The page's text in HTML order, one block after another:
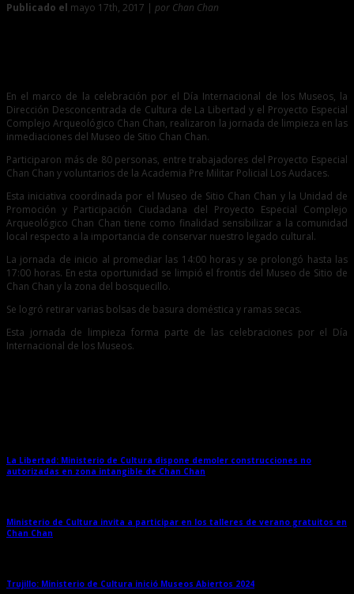
Publicado el mayo 17th, 2017 | por Chan Chan
En el marco de la celebración por el Día Internacional de los Museos, la
Dirección Desconcentrada de Cultura de La Libertad y el Proyecto Especial
Complejo Arqueológico Chan Chan, realizaron la jornada de limpieza en las
inmediaciones del Museo de Sitio Chan Chan.
Participaron más de 80 personas, entre trabajadores del Proyecto Especial
Chan Chan y voluntarios de la Academia Pre Militar Policial Los Audaces.
Esta iniciativa coordinada por el Museo de Sitio Chan Chan y la Unidad de
Promoción y Participación Ciudadana del Proyecto Especial Complejo
Arqueológico Chan Chan tiene como finalidad sensibilizar a la comunidad
local respecto a la importancia de conservar nuestro legado cultural.
La jornada de inicio al promediar las 14:00 horas y se prolongó hasta las
17:00 horas. En esta oportunidad se limpió el frontis del Museo de Sitio de
Chan Chan y la zona del bosquecillo.
Se logró retirar varias bolsas de basura doméstica y ramas secas.
Esta jornada de limpieza forma parte de las celebraciones por el Día
Internacional de los Museos.
La Libertad: Ministerio de Cultura dispone demoler construcciones no
autorizadas en zona intangible de Chan Chan
Ministerio de Cultura invita a participar en los talleres de verano gratuitos en
Chan Chan
Trujillo: Ministerio de Cultura inició Museos Abiertos 2024